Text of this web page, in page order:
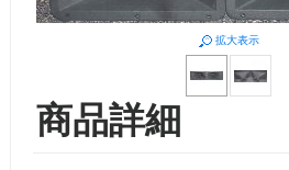
拡大表示
商品詳細